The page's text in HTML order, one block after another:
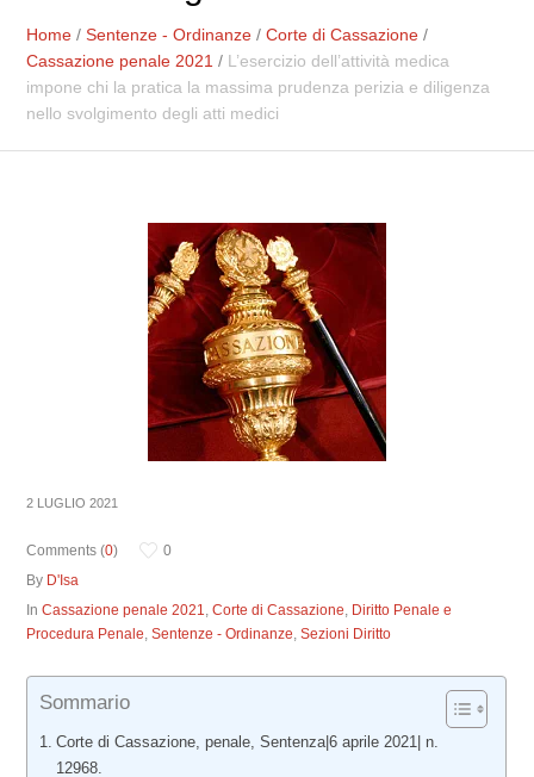
Home /Sentenze - Ordinanze /Corte di Cassazione /
Cassazione penale 2021 / L’esercizio dell’attività medica
impone chi la pratica la massima prudenza perizia e diligenza
nello svolgimento degli atti medici
2 LUGLIO 2021
Comments (0)
0
By D'Isa
InCassazione penale 2021,Corte di Cassazione, Diritto Penale e
Procedura Penale,Sentenze - Ordinanze,Sezioni Diritto
Sommario
Corte di Cassazione, penale, Sentenza|6 aprile 2021| n.
12968.